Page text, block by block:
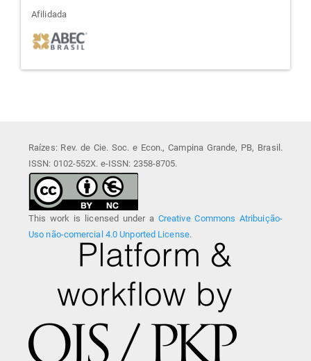
afiliada
Afilidada
Raízes: Rev. de Cie. Soc. e Econ., Campina Grande, PB, Brasil.
ISSN: 0102-552X. e-ISSN: 2358-8705.
This work is licensed under a Creative Commons Atribuição-
Uso não-comercial 4.0 Unported License.